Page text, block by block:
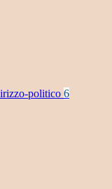
politico 6